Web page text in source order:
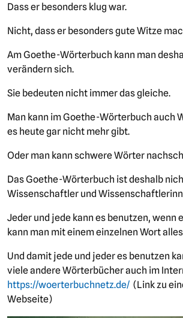
Dass er besonders klug war.
Nicht, dass er besonders gute Witze
Am Goethe-Wörterbuch kann man
verändern sich.
Sie bedeuten nicht immer das gleiche.
Man kann im Goethe-Wörterbuch auch
es heute gar nicht mehr gibt.
Oder man kann schwere Wörter
Das Goethe-Wörterbuch ist deshalb
Wissenschaftler und
Jeder und jede kann es benutzen, wenn
kann man mit einem einzelnen Wort
Und damit jede und jeder es benutzen
viele andere Wörterbücher auch im
https://woerterbuchnetz.de/ (Link zu
Webseite)